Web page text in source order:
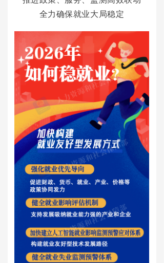
全力确保就业大局稳定